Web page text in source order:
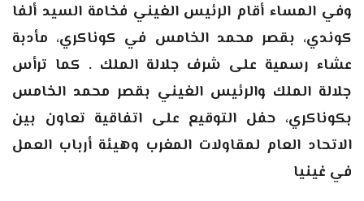
وفي المساء أقام الرئيس الغيني فخامة السيد ألفا
كوندي، بقصر محمد الخامس في كوناكري، مأدبة
عشاء رسمية على شرف جلالة الملك . كما ترأس
جلالة الملك والرئيس الغيني بقصر محمد الخامس
بكوناكري، حفل التوقيع على اتفاقية تعاون بين
الاتحاد العام لمقاولات المغرب وهيئة أرباب العمل
في غينيا